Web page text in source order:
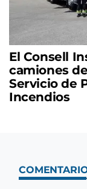
El Consell
camiones
Servicio de
Incendios